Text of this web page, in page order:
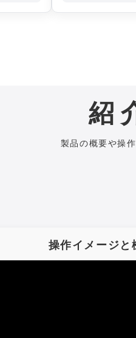
紹
製品の概要や操
操作イメージと